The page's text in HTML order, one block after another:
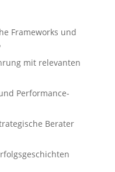
Frameworks und
mit relevanten
Performance-
Berater